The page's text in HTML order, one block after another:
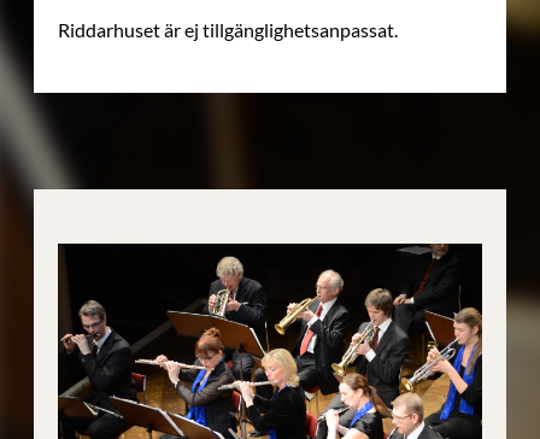
Riddarhuset är ej tillgänglighetsanpassat.